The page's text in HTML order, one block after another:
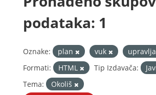
podataka: 1
Oznake: plan vuk
Formati:
HTML Tip Izdavača:
Tema:
Okoliš